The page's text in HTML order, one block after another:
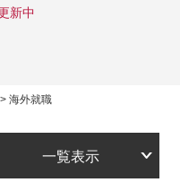
新中
> 海外就職
一覧表示